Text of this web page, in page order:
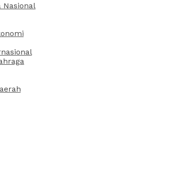
Nasional